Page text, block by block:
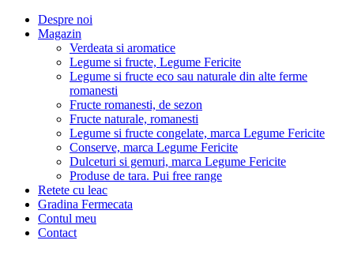
Despre noi
Magazin
Verdeata si aromatice
Legume si fructe, Legume Fericite
Legume si fructe eco sau naturale din alte ferme
romanesti
Fructe romanesti, de sezon
Fructe naturale, romanesti
Legume si fructe congelate, marca Legume Fericite
Conserve, marca Legume Fericite
Dulceturi si gemuri, marca Legume Fericite
Produse de tara. Pui free range
Retete cu leac
Gradina Fermecata
Contul meu
Contact